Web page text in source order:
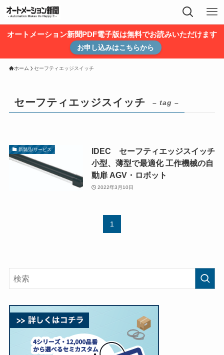
オートメーション新聞PDF電子版は無料でお読みいただけます
お申し込みはこちらから
ホーム セーフティエッジスイッチ
セーフティエッジスイッチ – tag –
新製品/サービス
IDEC セーフティエッジスイッチ
小型、薄型で最適化 工作機械の自
動扉 AGV・ロボット
2022年3月10日
1